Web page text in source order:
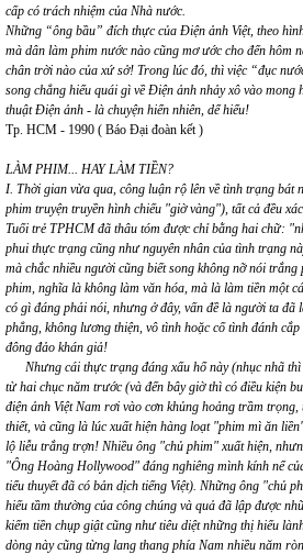
cấp có trách nhiệm của Nhà nước.
Những “ông bầu” đích thực của Điện ảnh Việt, theo
mà dân làm phim nước nào cũng mơ ước cho đến hôm
chân trời nào của xứ sở! Trong lúc đó, thì việc “đục
song chẳng hiểu quái gì về Điện ảnh nhảy xô vào
thuật Điện ảnh - là chuyện hiển nhiên, dể hiểu!
Tp. HCM - 1990 ( Báo Đại đoàn kết )
LÀM PHIM... HAY LÀM TIỀN?
I. Thời gian vừa qua, công luận rộ lên về tình trạng bát
phim truyện truyền hình chiếu "giờ vàng"), tất cả đều
Tuổi trẻ TPHCM đã thâu tóm được chỉ bằng hai chữ:
phui thực trạng cũng như nguyên nhân của tình trạng
mà chắc nhiều người cũng biết song không nỡ nói
phim, nghĩa là không làm văn hóa, mà là làm tiền một
có gì đáng phải nói, nhưng ở đây, vấn đề là người ta đã
phẳng, không lương thiện, vô tình hoặc cố tình đánh
đông đảo khán giả!
Nhưng cái thực trạng đáng xấu hổ này (nhục nhã thì
từ hai chục năm trước (và đến bây giờ thì có điều kiện
điện ảnh Việt Nam rơi vào cơn khủng hoảng trầm
thiết, và cũng là lúc xuất hiện hàng loạt "phim mì ăn
lộ liễu trắng trợn! Nhiều ông "chủ phim" xuất hiện,
"Ông Hoàng Hollywood" đáng nghiêng mình kính nể
tiểu thuyết đã có bản dịch tiếng Việt). Những ông "chủ
hiếu tầm thường của công chúng và quả đã lập được
kiếm tiền chụp giật cũng như tiêu diệt những thị hiếu
dòng này cũng từng lang thang phía Nam nhiều năm